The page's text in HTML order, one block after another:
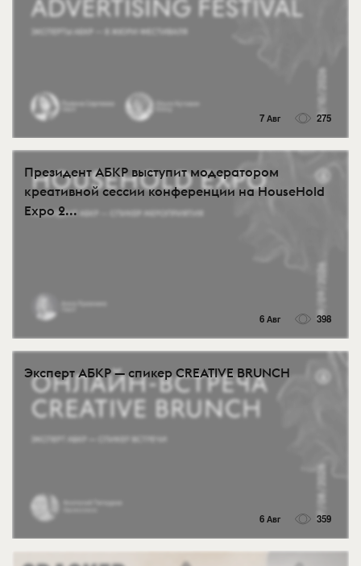
7 Авг 275
Президент АБКР выступит модератором
креативной сессии конференции на HouseHold
Expo 2...
6 Авг 398
Эксперт АБКР — спикер CREATIVE BRUNCH
6 Авг 359